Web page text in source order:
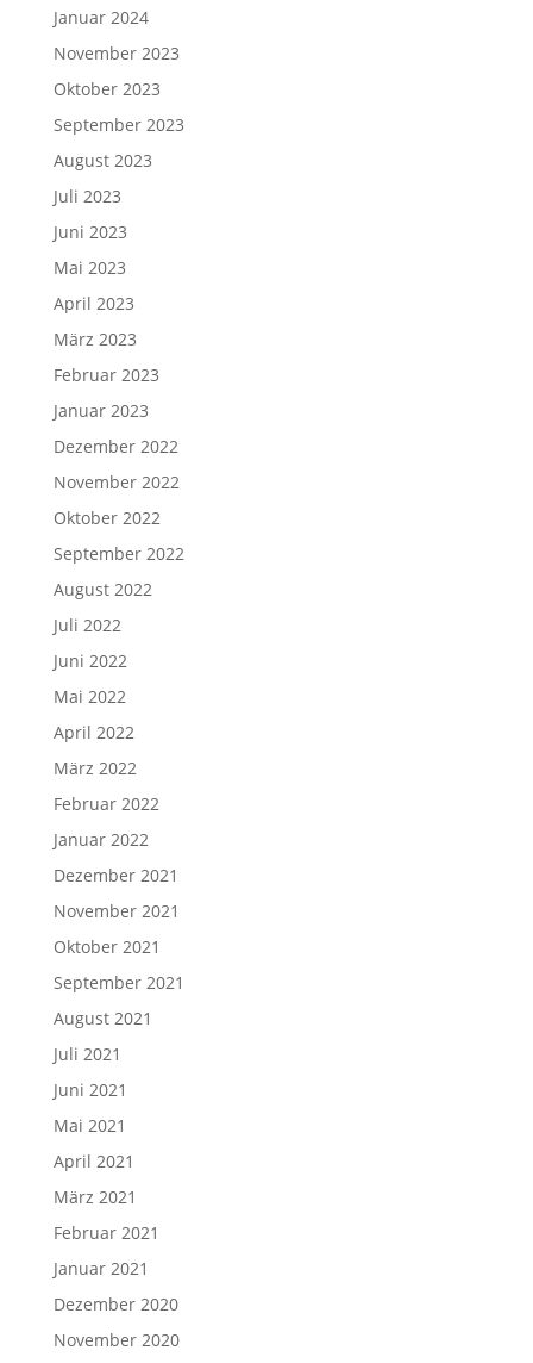
Januar 2024
November 2023
Oktober 2023
September 2023
August 2023
Juli 2023
Juni 2023
Mai 2023
April 2023
März 2023
Februar 2023
Januar 2023
Dezember 2022
November 2022
Oktober 2022
September 2022
August 2022
Juli 2022
Juni 2022
Mai 2022
April 2022
März 2022
Februar 2022
Januar 2022
Dezember 2021
November 2021
Oktober 2021
September 2021
August 2021
Juli 2021
Juni 2021
Mai 2021
April 2021
März 2021
Februar 2021
Januar 2021
Dezember 2020
November 2020